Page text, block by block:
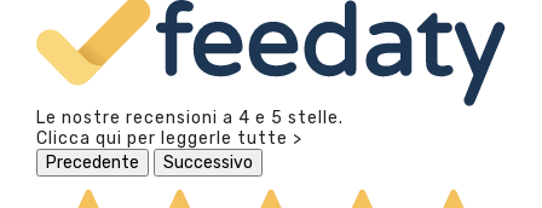
Le nostre recensioni a 4 e 5 stelle.
Clicca qui per leggerle tutte >
Precedente
Successivo